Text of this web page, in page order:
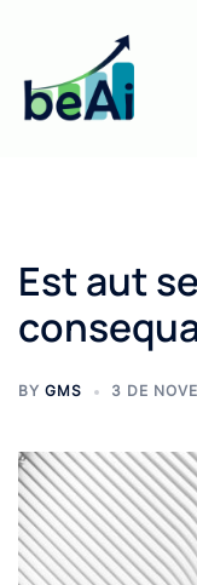
conteúdo
Est aut
BY GMS 3 DE